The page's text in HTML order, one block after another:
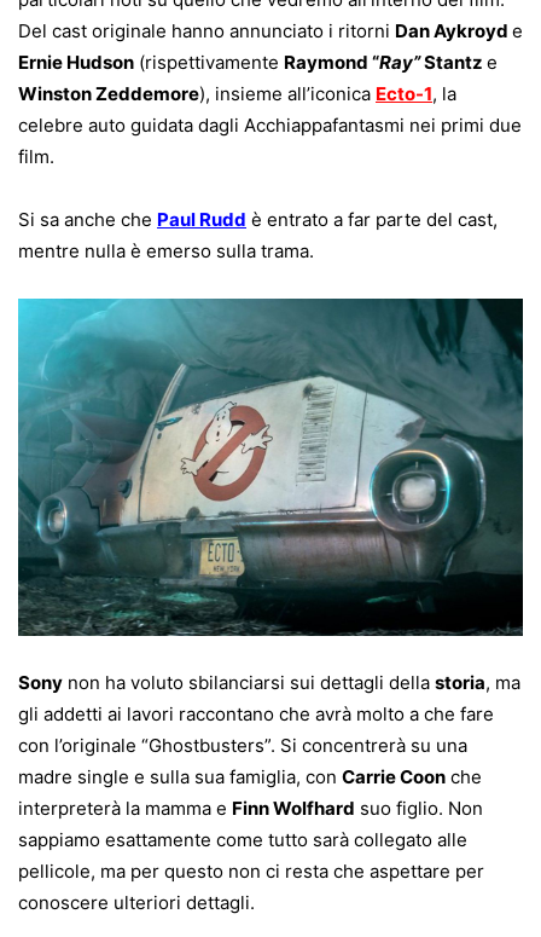
Del cast originale hanno annunciato i ritorni Dan Aykroyd e
Ernie Hudson (rispettivamente Raymond “Ray”Stantz e
Winston Zeddemore), insieme all’iconica Ecto-1, la
celebre auto guidata dagli Acchiappafantasmi nei primi due
film.
Si sa anche che Paul Rudd è entrato a far parte del cast,
mentre nulla è emerso sulla trama.
Sony non ha voluto sbilanciarsi sui dettagli della storia, ma
gli addetti ai lavori raccontano che avrà molto a che fare
con l’originale “Ghostbusters”. Si concentrerà su una
madre single e sulla sua famiglia, con Carrie Coon che
interpreterà la mamma e Finn Wolfhard suo figlio. Non
sappiamo esattamente come tutto sarà collegato alle
pellicole, ma per questo non ci resta che aspettare per
conoscere ulteriori dettagli.